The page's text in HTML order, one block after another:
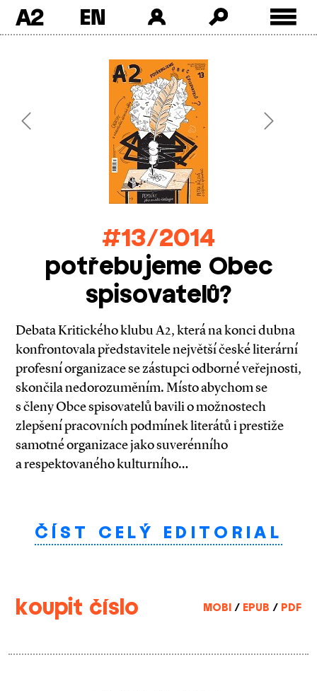
A2
Previous Next
#13/2014
potřebujeme Obec
spisovatelů?
Debata Kritického klubu A2, která na konci dubna
konfrontovala představitele největší české literární
profesní organizace se zástupci odborné veřejnosti,
skončila nedorozuměním. Místo abychom se
s členy Obce spisovatelů bavili o možnostech
zlepšení pracovních podmínek literátů i prestiže
samotné organizace jako suverénního
a respektovaného kulturního…
ČÍST CELÝ EDITORIAL
koupit číslo MOBI / EPUB / PDF